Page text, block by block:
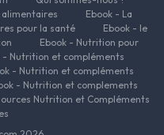
Ebook - La
pour la santé
Ebook - le
Ebook - Nutrition pour
- Nutrition et compléments
- Nutrition et compléments
- Nutrition et complements
Nutrition et Compléments